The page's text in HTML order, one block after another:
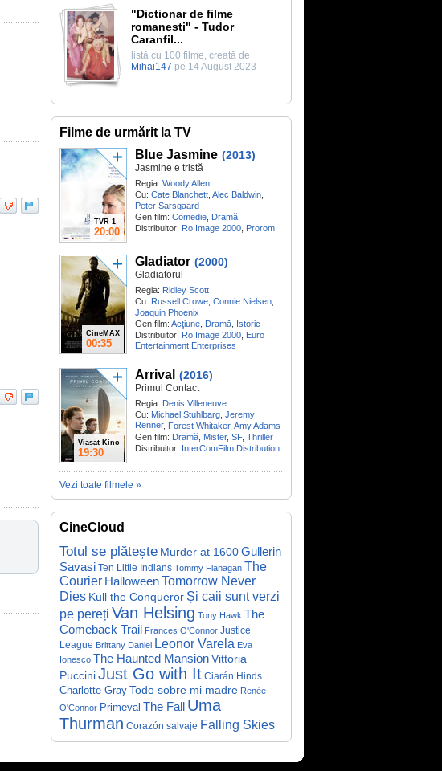
"Dictionar de filme
romanesti" - Tudor
Caranfil...
listă cu 100 filme, creată de
Mihai147 pe 14 August 2023
Filme de urmărit la TV
TVR 1
20:00
Blue Jasmine (2013)
Jasmine e tristă
Regia: Woody Allen
Cu: Cate Blanchett Alec Baldwin
Peter Sarsgaard
Gen film: Comedie Dramă
Distribuitor: Ro Image 2000 Prorom
CineMAX
00:35
Gladiator (2000)
Gladiatorul
Regia: Ridley Scott
Cu: Russell Crowe Connie Nielsen
Joaquin Phoenix
Gen film: Acţiune Dramă Istoric
Distribuitor: Ro Image 2000 Euro
Entertainment Enterprises
Viasat Kino
19:30
Arrival (2016)
Primul Contact
Regia: Denis Villeneuve
Cu: Michael Stuhlbarg Jeremy
Renner, Forest Whitaker, Amy Adams
Gen film: Dramă Mister, SF, Thriller
Distribuitor: InterComFilm Distribution
Vezi toate filmele »
CineCloud
Totul se plătește Murder at 1600Gullerin
Savasi Ten Little Indians Tommy Flanagan The
Courier HalloweenTomorrow Never
Dies Kull the Conqueror Și caii sunt verzi
pe pereți Van Helsing Tony Hawk The
Comeback Trail Frances O'Connor Justice
League Brittany Daniel Leonor Varela Eva
Ionesco The Haunted MansionVittoria
PucciniJust Go with It Ciarán Hinds
Charlotte Gray Todo sobre mi madre Renée
O'Connor Primeval The Fall Uma
Thurman Corazón salvaje Falling Skies